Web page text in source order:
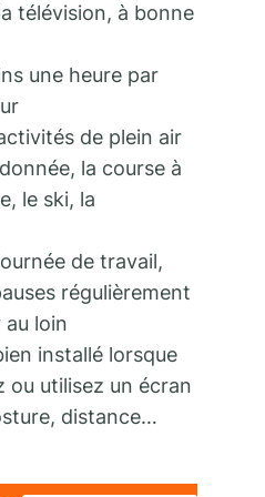
télévision, à bonne
une heure par
de plein air
la course à
le ski, la
de travail,
régulièrement
loin
installé lorsque
ou utilisez un écran
distance…